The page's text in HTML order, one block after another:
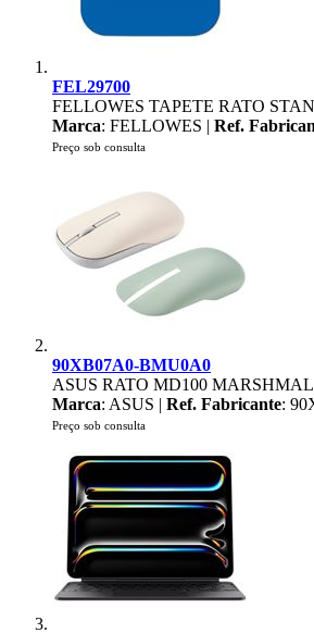
FEL29700
FELLOWES TAPETE RATO
Marca: FELLOWES | Ref.
Preço sob consulta
90XB07A0-BMU0A0
ASUS RATO MD100
Marca: ASUS | Ref. Fabricante:
Preço sob consulta